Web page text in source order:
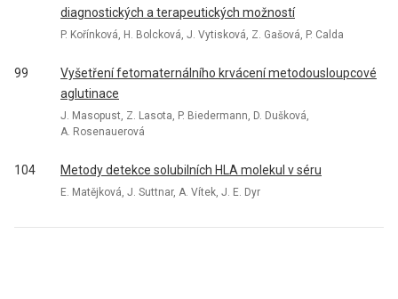
diagnostických a terapeutických možností
P. Kořínková, H. Bolcková, J. Vytisková, Z. Gašová, P. Calda
99
Vyšetření fetomaternálního krvácení metodousloupcové
aglutinace
J. Masopust, Z. Lasota, P. Biedermann, D. Dušková,
A. Rosenauerová
104 Metody detekce solubilních HLA molekul v séru
E. Matějková, J. Suttnar, A. Vítek, J. E. Dyr